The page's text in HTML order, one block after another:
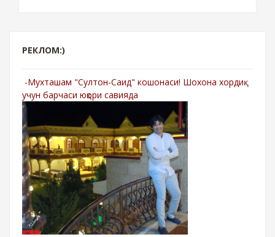
РЕКЛОМ:)
-Мухташам "Султон-Саид" кошонаси! Шохона хордиқ
учун барчаси юқори савияда